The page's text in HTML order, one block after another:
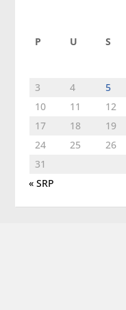
P U S
3
4 5
10
11 12
17
18 19
24
25 26
31
« SRP